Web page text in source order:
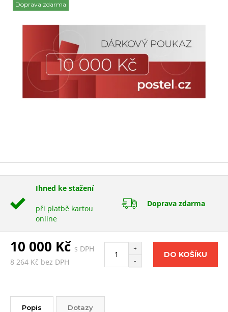
Doprava zdarma
Ihned ke stažení
při platbě kartou
online
Doprava zdarma
10 000 Kč s DPH
8 264 Kč bez DPH
+
-
DO KOŠÍKU
Popis Dotazy